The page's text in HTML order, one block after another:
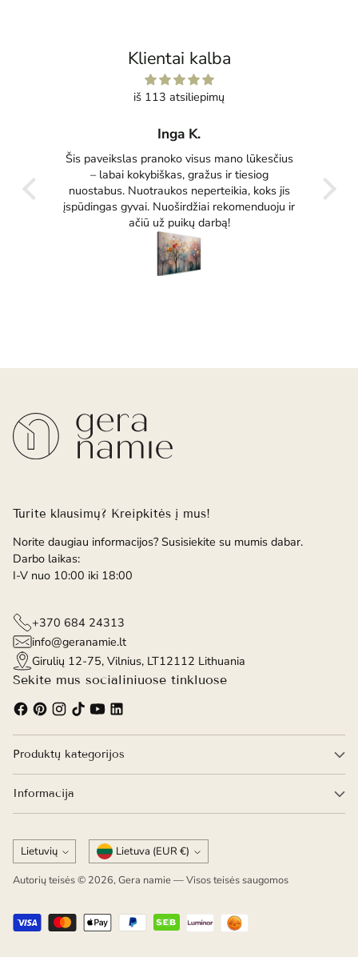
Klientai kalba
iš 113 atsiliepimų
Inga K.
Šis paveikslas pranoko visus mano lūkesčius
– labai kokybiškas, gražus ir tiesiog
nuostabus. Nuotraukos neperteikia, koks jis
įspūdingas gyvai. Nuoširdžiai rekomenduoju ir
ačiū už puikų darbą!
Turite klausimų? Kreipkitės į mus!
Norite daugiau informacijos? Susisiekite su mumis dabar.
Darbo laikas:
I-V nuo 10:00 iki 18:00
+370 684 24313
info@geranamie.lt
Girulių 12-75, Vilnius, LT12112 Lithuania
Sekite mus socialiniuose tinkluose
Produktų kategorijos
Informacija
Kalba
Lietuvių Valiuta
Lietuva (EUR €)
Autorių teisės © 2026, Gera namie— Visos teisės saugomos